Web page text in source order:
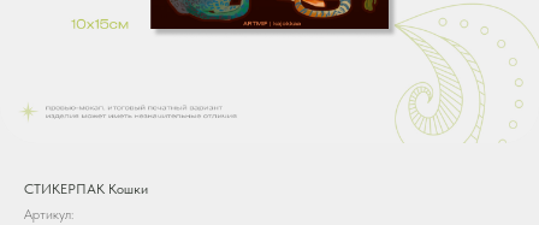
СТИКЕРПАК Кошки
Артикул: